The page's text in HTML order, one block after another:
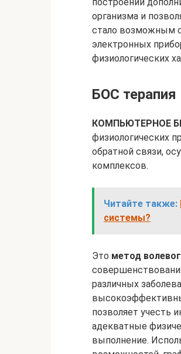
организма и
стало возможным
электронных
физиологических
БОС
КОМПЬЮТЕРНОЕ
физиологических
обратной связи,
комплексов.
Читайте также:
системы?
Это метод
различных
позволяет учесть
адекватные
выполнение.